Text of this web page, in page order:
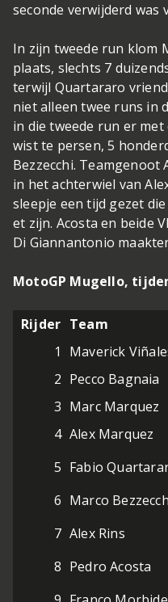
seconde verwijderd was
In zijn tweede run klom
plaats, slechts 7
terwijl Quartararo
niet alleen twee runs in
in die tweede run er
wist te persen, 5
Bezzecchi. Teamgenoot
in het achterwiel van
sleepje een tijd gezet
et zijn. Acosta en beide
Di Giannantonio
MotoGP Mugello,
Rijder Team
1
Maverick
2 Pecco Bagnaia
3 Marc Marquez
4 Alex Marquez
5 Fabio
6 Marco
7 Alex Rins
8 Pedro Acosta